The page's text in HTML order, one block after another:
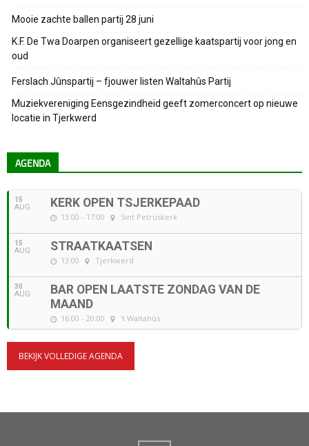
Mooie zachte ballen partij 28 juni
K.F. De Twa Doarpen organiseert gezellige kaatspartij voor jong en
oud
Ferslach Jûnspartij – fjouwer listen Waltahûs Partij
Muziekvereniging Eensgezindheid geeft zomerconcert op nieuwe
locatie in Tjerkwerd
AGENDA
15
AUG KERK OPEN TSJERKEPAAD
13:00 - 17:00 Sint Petruskerk
15
AUG STRAATKAATSEN
13:00 Tjerkwerd
30
AUG
BAR OPEN LAATSTE ZONDAG VAN DE
MAAND
16:00 - 20:00 't Waltahûs
BEKIJK VOLLEDIGE AGENDA